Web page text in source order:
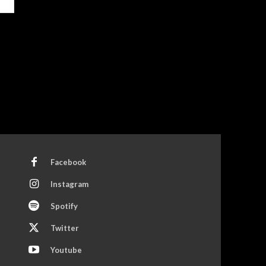
Facebook
Instagram
Spotify
Twitter
Youtube